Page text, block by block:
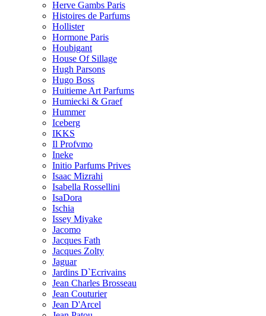
Herve Gambs Paris
Histoires de Parfums
Hollister
Hormone Paris
Houbigant
House Of Sillage
Hugh Parsons
Hugo Boss
Huitieme Art Parfums
Humiecki & Graef
Hummer
Iceberg
IKKS
Il Profvmo
Ineke
Initio Parfums Prives
Isaac Mizrahi
Isabella Rossellini
IsaDora
Ischia
Issey Miyake
Jacomo
Jacques Fath
Jacques Zolty
Jaguar
Jardins D`Ecrivains
Jean Charles Brosseau
Jean Couturier
Jean D'Arcel